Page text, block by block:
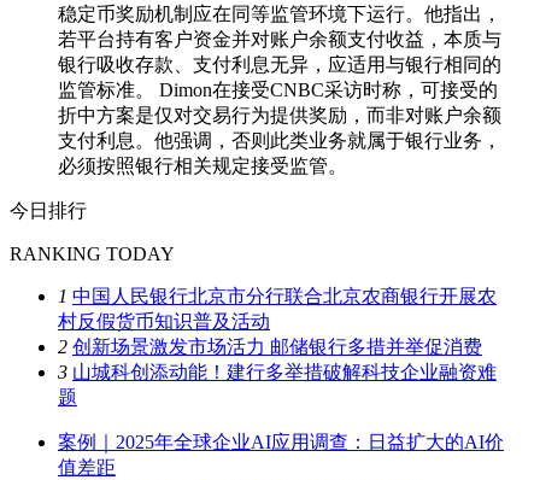
稳定币奖励机制应在同等监管环境下运行。他指出，
若平台持有客户资金并对账户余额支付收益，本质与
银行吸收存款、支付利息无异，应适用与银行相同的
监管标准。 Dimon在接受CNBC采访时称，可接受的
折中方案是仅对交易行为提供奖励，而非对账户余额
支付利息。他强调，否则此类业务就属于银行业务，
必须按照银行相关规定接受监管。
今日排行
RANKING TODAY
1 中国人民银行北京市分行联合北京农商银行开展农
村反假货币知识普及活动
2 创新场景激发市场活力 邮储银行多措并举促消费
3 山城科创添动能！建行多举措破解科技企业融资难
题
案例｜2025年全球企业AI应用调查：日益扩大的AI价
值差距